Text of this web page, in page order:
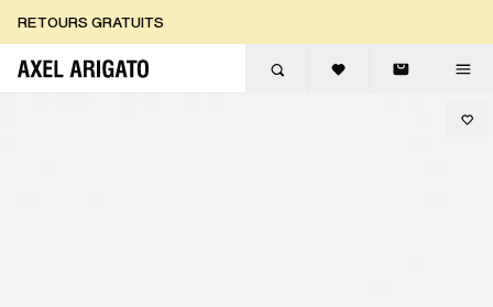
RETOURS GRATUITS
LIVRAISON EXPRESS GRATUITE